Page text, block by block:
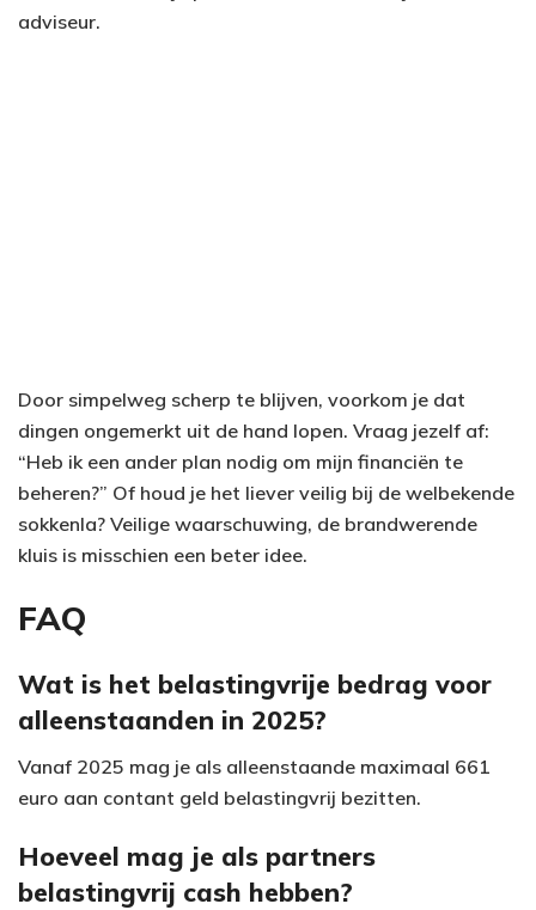
adviseur.
Door simpelweg scherp te blijven, voorkom je dat
dingen ongemerkt uit de hand lopen. Vraag jezelf af:
“Heb ik een ander plan nodig om mijn financiën te
beheren?” Of houd je het liever veilig bij de welbekende
sokkenla? Veilige waarschuwing, de brandwerende
kluis is misschien een beter idee.
FAQ
Wat is het belastingvrije bedrag voor
alleenstaanden in 2025?
Vanaf 2025 mag je als alleenstaande maximaal 661
euro aan contant geld belastingvrij bezitten.
Hoeveel mag je als partners
belastingvrij cash hebben?